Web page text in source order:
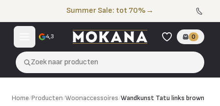
Summer Sale: tot 70% →
4,3 0
Zoek naar producten
Home/Producten/Woonaccessoires/Wandkunst Tatu links brown